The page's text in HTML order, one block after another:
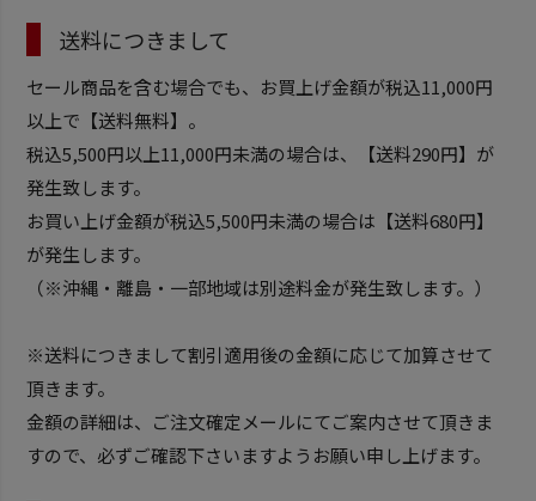
送料につきまして
セール商品を含む場合でも、お買上げ金額が税込11,000円
以上で【送料無料】。
税込5,500円以上11,000円未満の場合は、【送料290円】が
発生致します。
お買い上げ金額が税込5,500円未満の場合は【送料680円】
が発生します。
（※沖縄・離島・一部地域は別途料金が発生致します。）
※送料につきまして割引適用後の金額に応じて加算させて
頂きます。
金額の詳細は、ご注文確定メールにてご案内させて頂きま
すので、必ずご確認下さいますようお願い申し上げます。